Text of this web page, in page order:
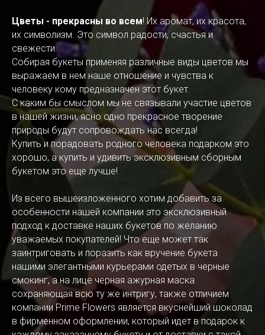
Цветы - прекрасны во всем! Их аромат, их красота,
их символизм. Это символ радости, счастья и
свежести.
Собирая букеты применяя различные виды цветов мы
выражаем в нем наше отношение и чувства к
человеку кому предназначен этот букет.
С каким бы смыслом мы не связывали участие цветов
в нашей жизни, ясно одно прекрасное творение
природы будут сопровождать нас всегда!
Купить и порадовать родного человека подарком это
хорошо, а купить и удивить эксклюзивным сборным
букетом это еще лучше!
Из всего вышеизложенного хотим добавить за
особенности нашей компании это эксклюзивный
подход к доставке наших букетов по желанию
уважаемых покупателей! Что еще может так
заинтриговать и поразить как вручение букета
нашими элегантными курьерами одетых в черные
смокинг, а на лице черная ажурная маска
сохраняющая всю ту же интригу, также отличием
компании Prime Flowers является вкуснейший шоколад
в фирменном оформлении, который идет в подарок к